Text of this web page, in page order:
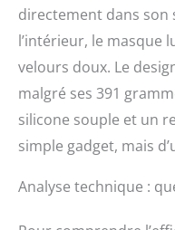
directement dans son
l’intérieur, le masque
velours doux. Le
malgré ses 391
silicone souple et un
simple gadget, mais
Analyse technique :